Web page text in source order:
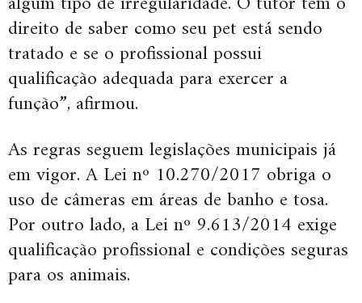
direito de saber como seu pet está sendo
tratado e se o profissional possui
qualificação adequada para exercer a
função”, afirmou.
As regras seguem legislações municipais já
em vigor. A Lei nº 10.270/2017 obriga o
uso de câmeras em áreas de banho e tosa.
Por outro lado, a Lei nº 9.613/2014 exige
qualificação profissional e condições seguras
para os animais.